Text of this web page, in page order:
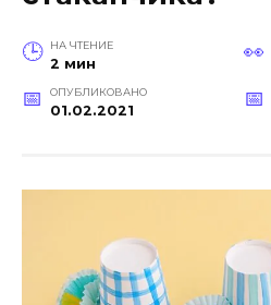
НА ЧТЕНИЕ
2 мин
ОПУБЛИКОВАНО
01.02.2021